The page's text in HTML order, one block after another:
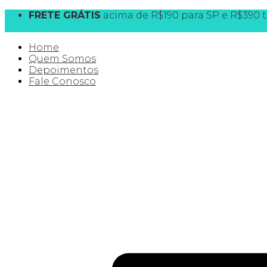
FRETE GRÁTIS acima de R$190 para SP e R$390
Home
Quem Somos
Depoimentos
Fale Conosco